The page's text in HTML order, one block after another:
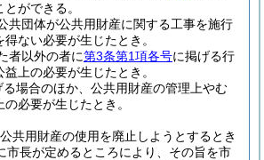
ができる。
共団体が公共用財産に関する工事を施行
ない必要が生じたとき。
者以外の者に第3条第1項各号に掲げる行
上の必要が生じたとき。
る場合のほか、公共用財産の管理上やむ
必要が生じたとき。
共用財産の使用を廃止しようとするとき
市長が定めるところにより、その旨を市